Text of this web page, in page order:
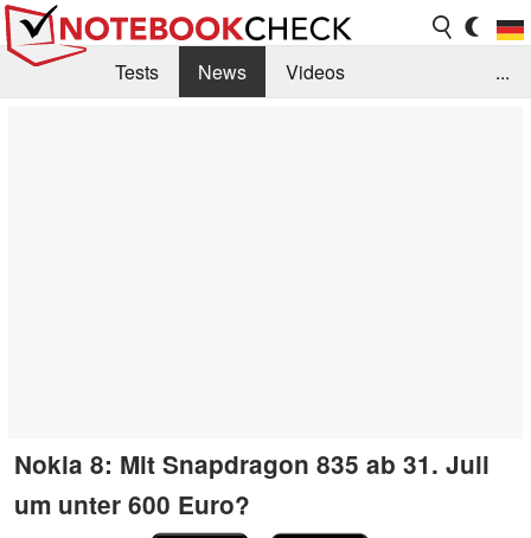
Tests News
Videos
...
Nokia 8: Mit Snapdragon 835 ab 31. Juli
um unter 600 Euro?